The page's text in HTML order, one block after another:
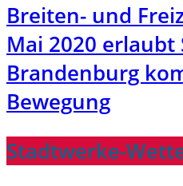
Breiten- und
Mai 2020 erlaubt
Brandenburg
Bewegung
Stadtwerke-